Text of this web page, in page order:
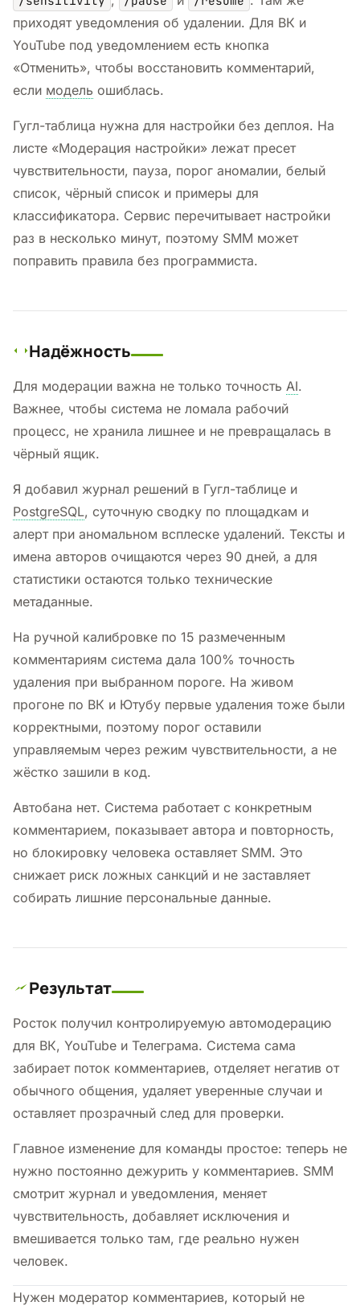
приходят уведомления об удалении. Для ВК и
YouTube под уведомлением есть кнопка
«Отменить», чтобы восстановить комментарий,
если модель ошиблась.
Гугл-таблица нужна для настройки без деплоя. На
листе «Модерация настройки» лежат пресет
чувствительности, пауза, порог аномалии, белый
список, чёрный список и примеры для
классификатора. Сервис перечитывает настройки
раз в несколько минут, поэтому SMM может
поправить правила без программиста.
Надёжность
Для модерации важна не только точность AI.
Важнее, чтобы система не ломала рабочий
процесс, не хранила лишнее и не превращалась в
чёрный ящик.
Я добавил журнал решений в Гугл-таблице и
PostgreSQL, суточную сводку по площадкам и
алерт при аномальном всплеске удалений. Тексты и
имена авторов очищаются через 90 дней, а для
статистики остаются только технические
метаданные.
На ручной калибровке по 15 размеченным
комментариям система дала 100% точность
удаления при выбранном пороге. На живом
прогоне по ВК и Ютубу первые удаления тоже были
корректными, поэтому порог оставили
управляемым через режим чувствительности, а не
жёстко зашили в код.
Автобана нет. Система работает с конкретным
комментарием, показывает автора и повторность,
но блокировку человека оставляет SMM. Это
снижает риск ложных санкций и не заставляет
собирать лишние персональные данные.
Результат
Росток получил контролируемую автомодерацию
для ВК, YouTube и Телеграма. Система сама
забирает поток комментариев, отделяет негатив от
обычного общения, удаляет уверенные случаи и
оставляет прозрачный след для проверки.
Главное изменение для команды простое: теперь не
нужно постоянно дежурить у комментариев. SMM
смотрит журнал и уведомления, меняет
чувствительность, добавляет исключения и
вмешивается только там, где реально нужен
человек.
Нужен модератор комментариев, который не